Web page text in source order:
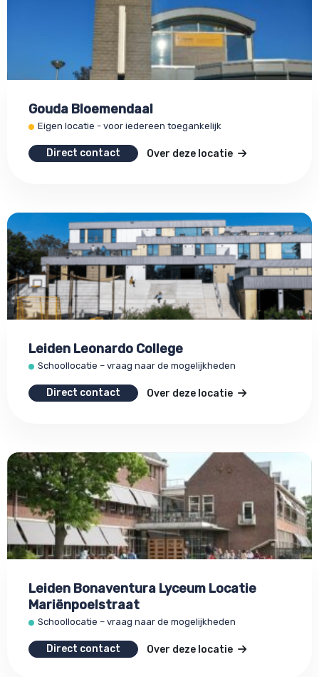
Gouda Bloemendaal
Eigen locatie - voor iedereen toegankelijk
Direct contact Over deze locatie
Leiden Leonardo College
Schoollocatie – vraag naar de mogelijkheden
Direct contact Over deze locatie
Leiden Bonaventura Lyceum Locatie
Mariënpoelstraat
Schoollocatie – vraag naar de mogelijkheden
Direct contact Over deze locatie